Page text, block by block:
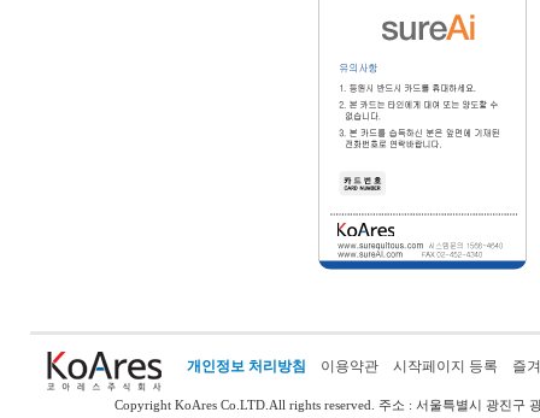
개인정보 처리방침 이용약관 시작페이지 등록 즐
Copyright KoAres Co.LTD.All rights reserved. 주소 : 서울특별시 광진구